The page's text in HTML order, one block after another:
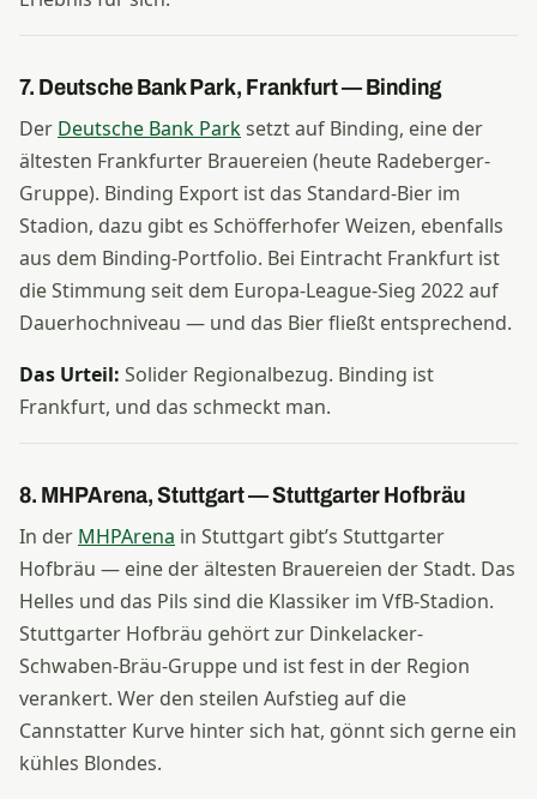
7. Deutsche Bank Park, Frankfurt — Binding
Der Deutsche Bank Parksetzt auf Binding, eine der
ältesten Frankfurter Brauereien (heute Radeberger-
Gruppe). Binding Export ist das Standard-Bier im
Stadion, dazu gibt es Schöfferhofer Weizen, ebenfalls
aus dem Binding-Portfolio. Bei Eintracht Frankfurt ist
die Stimmung seit dem Europa-League-Sieg 2022 auf
Dauerhochniveau — und das Bier fließt entsprechend.
Das Urteil: Solider Regionalbezug. Binding ist
Frankfurt, und das schmeckt man.
8. MHPArena, Stuttgart — Stuttgarter Hofbräu
In der MHPArena in Stuttgart gibt’s Stuttgarter
Hofbräu — eine der ältesten Brauereien der Stadt. Das
Helles und das Pils sind die Klassiker im VfB-Stadion.
Stuttgarter Hofbräu gehört zur Dinkelacker-
Schwaben-Bräu-Gruppe und ist fest in der Region
verankert. Wer den steilen Aufstieg auf die
Cannstatter Kurve hinter sich hat, gönnt sich gerne ein
kühles Blondes.